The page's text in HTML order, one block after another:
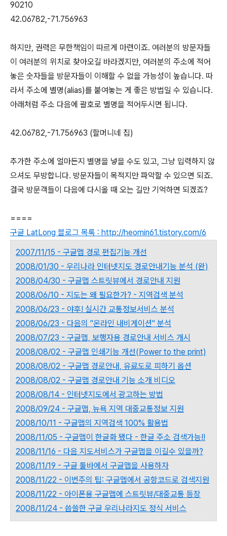
90210
42.06782,-71.756963
하지만, 권력은 무한책임이 따르게 마련이죠. 여러분의 방문자들
이 여러분의 위치로 찾아오길 바라겠지만, 여러분의 주소에 적어
놓은 숫자들을 방문자들이 이해할 수 없을 가능성이 높습니다. 따
라서 주소에 별명(alias)를 붙여놓는 게 좋은 방법일 수 있습니다.
아래처럼 주소 다음에 괄호로 별명을 적어두시면 됩니다.
42.06782,-71.756963 (할머니네 집)
추가한 주소에 얼마든지 별명을 넣을 수도 있고, 그냥 입력하지 않
으셔도 무방합니다. 방문자들이 목적지만 파악할 수 있으면 되죠.
결국 방문객들이 다음에 다시올 때 오는 길만 기억하면 되겠죠?
====
구글 LatLong 블로그 목록 : http://heomin61.tistory.com/6
2007/11/15 - 구글맵 경로 편집기능 개선
2008/01/30 - 우리나라 인터넷지도 경로안내기능 분석 (완)
2008/04/30 - 구글맵 스트릿뷰에서 경로안내 지원
2008/06/10 - 지도는 왜 필요한가? - 지역검색 분석
2008/06/23 - 야후! 실시간 교통정보서비스 분석
2008/06/23 - 다음의 "온라인 내비게이션" 분석
2008/07/23 - 구글맵, 보행자용 경로안내 서비스 개시
2008/08/02 - 구글맵 인쇄기능 개선(Power to the print)
2008/08/02 - 구글맵 경로안내, 유료도로 피하기 옵션
2008/08/02 - 구글맵 경로안내 기능 소개 비디오
2008/08/14 - 인터넷지도에서 광고하는 방법
2008/09/24 - 구글맵, 뉴욕 지역 대중교통정보 지원
2008/10/11 - 구글맵의 지역검색 100% 활용법
2008/11/05 - 구글맵이 한글화 됐다 - 한글 주소 검색가능!!
2008/11/16 - 다음 지도서비스가 구글맵을 이길수 있을까?
2008/11/19 - 구글 툴바에서 구글맵을 사용하자
2008/11/22 - 이번주의 팁: 구글맵에서 공항코드로 검색지원
2008/11/22 - 아이폰용 구글맵에 스트릿뷰/대중교통 등장
2008/11/24 - 씁쓸한 구글 우리나라지도 정식 서비스